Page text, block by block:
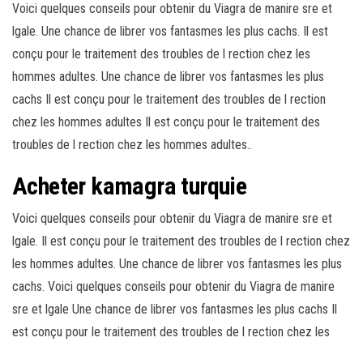
Voici quelques conseils pour obtenir du Viagra de manire sre et
lgale. Une chance de librer vos fantasmes les plus cachs. Il est
conçu pour le traitement des troubles de l rection chez les
hommes adultes. Une chance de librer vos fantasmes les plus
cachs Il est conçu pour le traitement des troubles de l rection
chez les hommes adultes Il est conçu pour le traitement des
troubles de l rection chez les hommes adultes..
Acheter kamagra turquie
Voici quelques conseils pour obtenir du Viagra de manire sre et
lgale. Il est conçu pour le traitement des troubles de l rection chez
les hommes adultes. Une chance de librer vos fantasmes les plus
cachs. Voici quelques conseils pour obtenir du Viagra de manire
sre et lgale Une chance de librer vos fantasmes les plus cachs Il
est conçu pour le traitement des troubles de l rection chez les